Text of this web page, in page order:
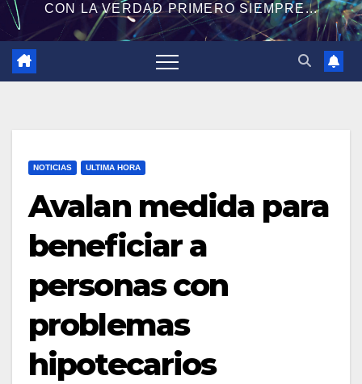
CON LA VERDAD PRIMERO SIEMPRE...
NOTICIAS ULTIMA HORA
Avalan medida para
beneficiar a
personas con
problemas
hipotecarios